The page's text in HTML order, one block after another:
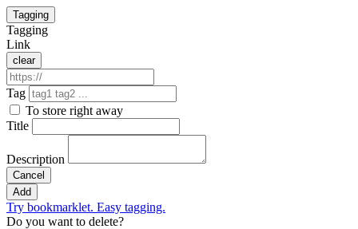
Tagging
Tagging
Link
clear
Tag
To store right away
Title
Description
Cancel
Add
Try bookmarklet. Easy tagging.
Do you want to delete?